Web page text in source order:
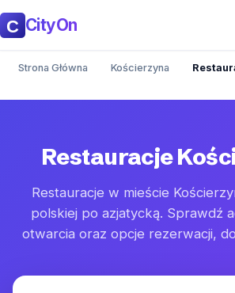
CityOn
Strona Główna Kościerzyna
Restauracje
Restauracje w mieście
polskiej po azjatycką. Sprawdź
otwarcia oraz opcje rezerwacji,